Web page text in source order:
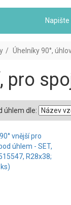
Úhelníky 90°,
pro
úhlem dle: